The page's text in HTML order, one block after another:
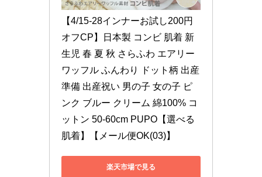
【4/15-28インナーお試し200円
オフCP】日本製 コンビ 肌着 新
生児 春 夏 秋 さらふわ エアリー
ワッフル ふんわり ドット柄 出産
準備 出産祝い 男の子 女の子 ピ
ンク ブルー クリーム 綿100% コ
ットン 50-60cm PUPO【選べる
肌着】【メール便OK(03)】
楽天市場で見る